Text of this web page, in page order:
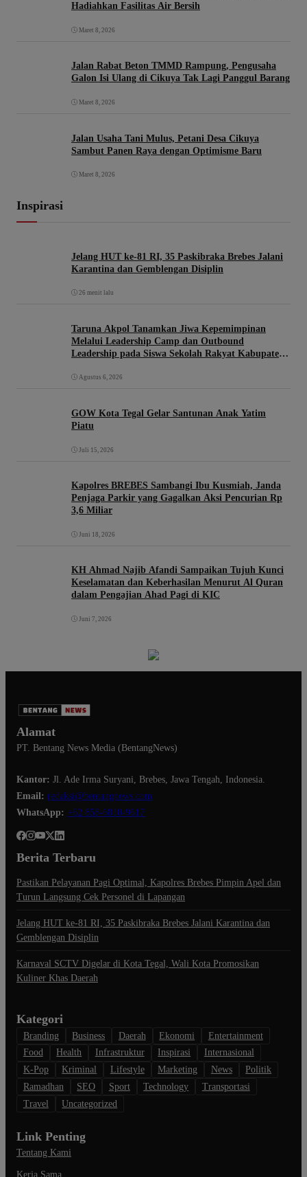
Hadiahkan Fasilitas Air Bersih
Maret 8, 2026
Jalan Rabat Beton TMMD Rampung, Pengusaha
Galon Isi Ulang di Cikuya Tak Lagi Panggul Barang
Maret 8, 2026
Jalan Usaha Tani Mulus, Petani Desa Cikuya
Sambut Panen Raya dengan Optimisme Baru
Maret 8, 2026
Inspirasi
Jelang HUT ke-81 RI, 35 Paskibraka Brebes Jalani
Karantina dan Gemblengan Disiplin
26 menit lalu
Taruna Akpol Tanamkan Jiwa Kepemimpinan
Melalui Leadership Camp dan Outbound
Leadership pada Siswa Sekolah Rakyat Kabupaten
Agustus 6, 2026
GOW Kota Tegal Gelar Santunan Anak Yatim
Piatu
Juli 15, 2026
Kapolres BREBES Sambangi Ibu Kusmiah, Janda
Penjaga Parkir yang Gagalkan Aksi Pencurian Rp
3,6 Miliar
Juni 18, 2026
KH Ahmad Najib Afandi Sampaikan Tujuh Kunci
Keselamatan dan Keberhasilan Menurut Al Quran
dalam Pengajian Ahad Pagi di KIC
Juni 7, 2026
Alamat
PT. Bentang News Media (BentangNews)
Kantor: Jl. Ade Irma Suryani, Brebes, Jawa Tengah, Indonesia.
Email: redaksi@bentangnews.com
WhatsApp: +62 858-6810-9617
Berita Terbaru
Pastikan Pelayanan Pagi Optimal, Kapolres Brebes Pimpin Apel dan
Turun Langsung Cek Personel di Lapangan
Jelang HUT ke-81 RI, 35 Paskibraka Brebes Jalani Karantina dan
Gemblengan Disiplin
Karnaval SCTV Digelar di Kota Tegal, Wali Kota Promosikan
Kuliner Khas Daerah
Kategori
Branding Business Daerah Ekonomi
Entertainment
Food
Health Infrastruktur Inspirasi
Internasional
K-Pop
Kriminal Lifestyle Marketing News
Politik
Ramadhan
SEO Sport Technology
Transportasi
Travel
Uncategorized
Link Penting
Tentang Kami
Kerja Sama